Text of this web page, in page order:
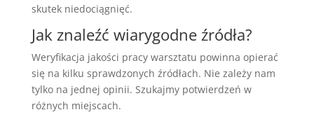
skutek niedociągnięć.
Jak znaleźć wiarygodne źródła?
Weryfikacja jakości pracy warsztatu powinna opierać
się na kilku sprawdzonych źródłach. Nie zależy nam
tylko na jednej opinii. Szukajmy potwierdzeń w
różnych miejscach.